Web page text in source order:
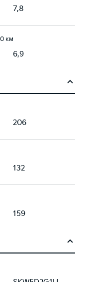
7,8
км
6,9
206
132
159